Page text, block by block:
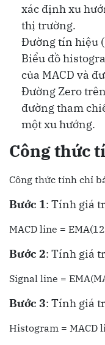
xác định xu
thị trường.
Đường tín hiệu
Biểu đồ
của MACD và
Đường Zero
đường tham
một xu hướng.
Công thức
Công thức tính chỉ
Bước 1: Tính giá
MACD line =
Bước 2: Tính giá
Signal line =
Bước 3: Tính giá
Histogram = MACD